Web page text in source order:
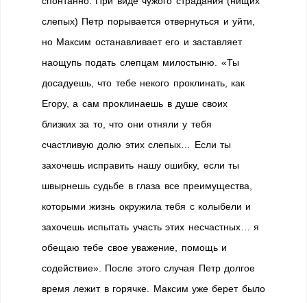
слепых) Петр порывается отвернуться и уйти,
но Максим останавливает его и заставляет
наощупь подать слепцам милостыню. «Ты
досадуешь, что тебе некого проклинать, как
Егору, а сам проклинаешь в душе своих
близких за то, что они отняли у тебя
счастливую долю этих слепых… Если ты
захочешь исправить нашу ошибку, если ты
швырнешь судьбе в глаза все преимущества,
которыми жизнь окружила тебя с колыбели и
захочешь испытать участь этих несчастных… я
обещаю тебе свое уважение, помощь и
содействие». После этого случая Петр долгое
время лежит в горячке. Максим уже берет было